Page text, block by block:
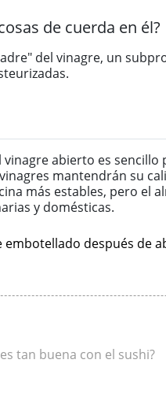
de cuerda en él?
del vinagre, un
vinagre abierto es
mantendrán su
más estables, pero el
y domésticas.
embotellado después de
tan buena con el sushi?